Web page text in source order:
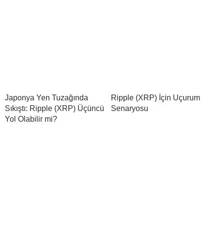
Japonya Yen Tuzağında
Sıkıştı: Ripple (XRP) Üçüncü
Yol Olabilir mi?
Ripple (XRP) İçin Uçurum
Senaryosu